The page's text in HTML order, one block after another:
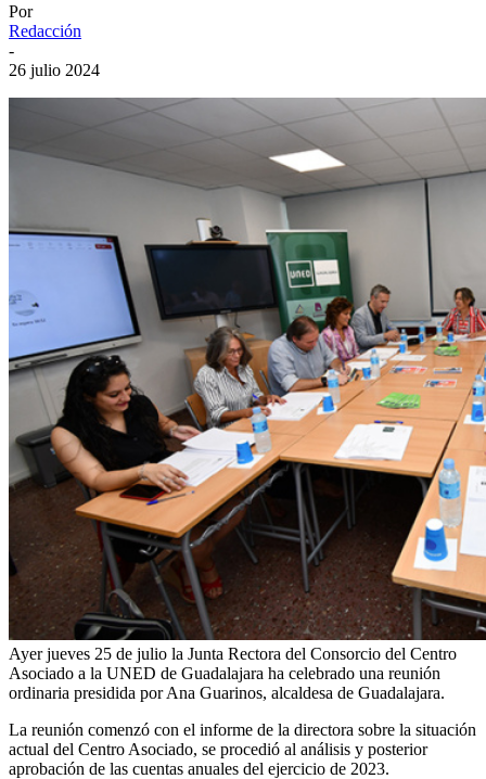
Por
Redacción
-
26 julio 2024
Ayer jueves 25 de julio la Junta Rectora del Consorcio del Centro
Asociado a la UNED de Guadalajara ha celebrado una reunión
ordinaria presidida por Ana Guarinos, alcaldesa de Guadalajara.
La reunión comenzó con el informe de la directora sobre la situación
actual del Centro Asociado, se procedió al análisis y posterior
aprobación de las cuentas anuales del ejercicio de 2023.